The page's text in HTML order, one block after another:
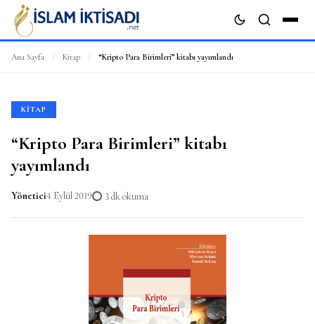
Ana Sayfa / Kitap / “Kripto Para Birimleri” kitabı yayımlandı
KITAP
“Kripto Para Birimleri” kitabı
yayımlandı
Yönetici4 Eylül 2019 3 dk okuma